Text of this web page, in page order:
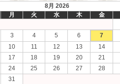
8月 2026
月 火 水 木 金
3 4 5 6
7
10 11 12 13
14
17 18 19 20
21
24 25 26 27
28
31